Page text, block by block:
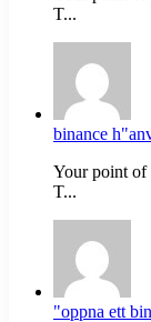
T...
binance
Your point of
T...
"oppna ett